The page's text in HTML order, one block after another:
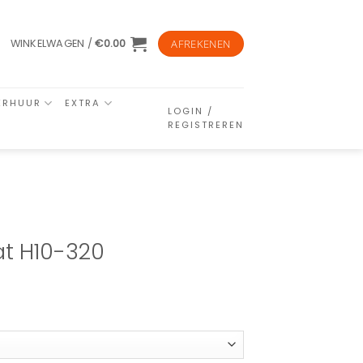
WINKELWAGEN /€0.00 AFREKENEN
EXTRA
LOGIN /
REGISTREREN
H10-320